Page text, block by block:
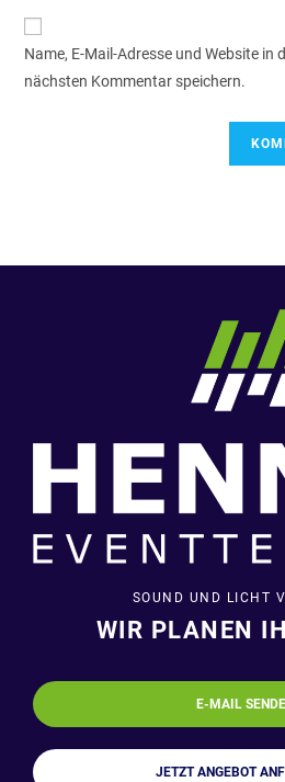
Name, E-Mail-Adresse und Website in
nächsten Kommentar speichern.
SOUND UND LICHT
WIR PLANEN
E-MAIL
JETZT ANGEBOT